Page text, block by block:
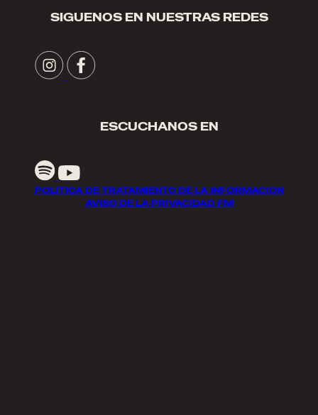
SIGUENOS EN NUESTRAS REDES
ESCUCHANOS EN
POLITICA DE TRATAMIENTO DE LA INFORMACION
AVISO DE LA PRIVACIDAD FM